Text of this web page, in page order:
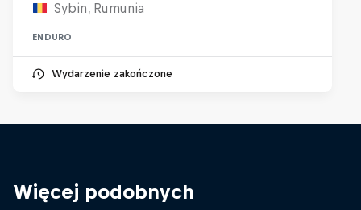
Sybin, Rumunia
ENDURO
Wydarzenie zakończone
Więcej podobnych